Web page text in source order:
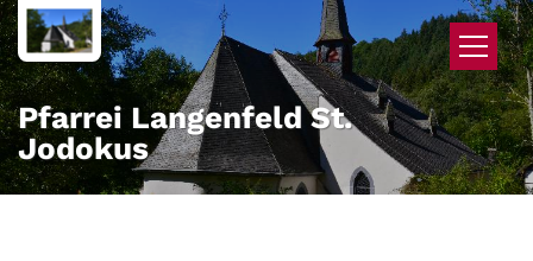
Zum Inhalt springen
Pfarrei Langenfeld St.
Jodokus